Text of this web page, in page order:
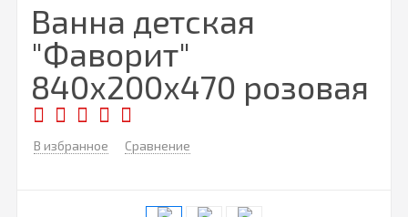
Ванна детская
"Фаворит"
840x200x470 розовая
В избранное Сравнение